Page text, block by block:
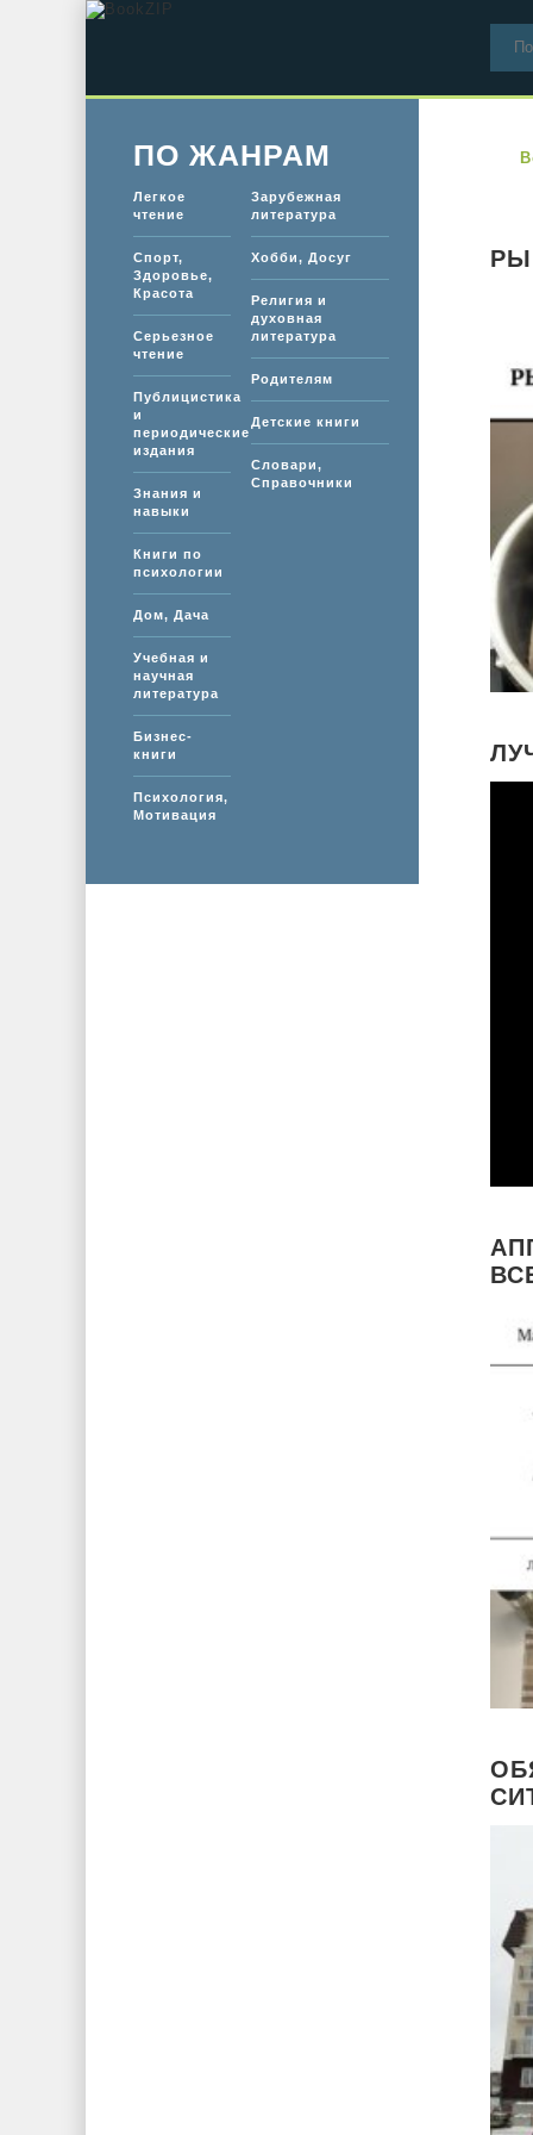
ПО ЖАНРАМ
Легкое
чтение
Спорт,
Здоровье,
Красота
Серьезное
чтение
Публицистика
и
периодические
издания
Знания и
навыки
Книги по
психологии
Дом, Дача
Учебная и
научная
литература
Бизнес-
книги
Психология,
Мотивация
Зарубежная
литература
Хобби, Досуг
Религия и
духовная
литература
Родителям
Детские книги
Словари,
Справочники